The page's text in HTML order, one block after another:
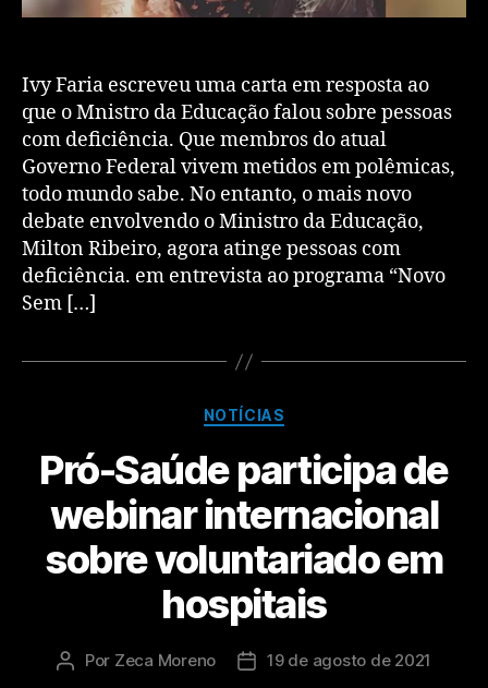
Ivy Faria escreveu uma carta em resposta ao
que o Mnistro da Educação falou sobre pessoas
com deficiência. Que membros do atual
Governo Federal vivem metidos em polêmicas,
todo mundo sabe. No entanto, o mais novo
debate envolvendo o Ministro da Educação,
Milton Ribeiro, agora atinge pessoas com
deficiência. em entrevista ao programa “Novo
Sem […]
NOTÍCIAS
Pró-Saúde participa de
webinar internacional
sobre voluntariado em
hospitais
Por Zeca Moreno 19 de agosto de 2021